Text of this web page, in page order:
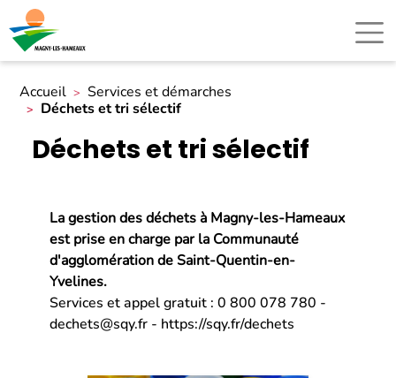
Accueil
Services et démarches
Déchets et tri sélectif
Déchets et tri sélectif
La gestion des déchets à Magny-les-Hameaux
est prise en charge par la Communauté
d'agglomération de Saint-Quentin-en-
Yvelines.
Services et appel gratuit : 0 800 078 780 -
dechets@sqy.fr- https://sqy.fr/dechets